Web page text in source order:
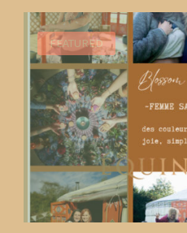
FEATURED